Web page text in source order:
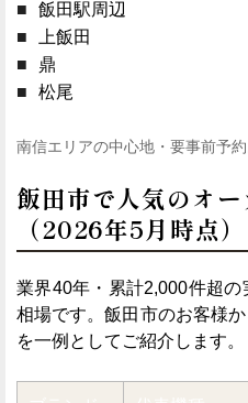
飯田駅周辺
上飯田
鼎
松尾
南信エリアの中心地・要事前予
飯田市で人気のオ
（2026年5月時点）
業界40年・累計2,000件超
相場です。飯田市のお客様
を一例としてご紹介します。